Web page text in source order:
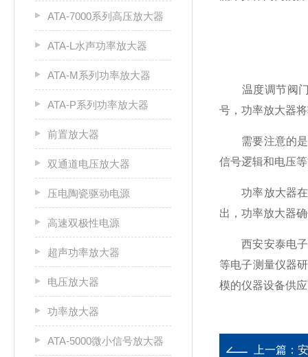
ATA-7000系列高压放大器
ATA-L水声功率放大器
ATA-M系列功率放大器
ATA-P系列功率放大器
前置放大器
双通道电压放大器
压电陶瓷驱动电源
高速双极性电源
超声功率放大器
电压放大器
功率放大器
ATA-5000微小信号放大器
温度调节阀门
号，功率放大器
需要注意的是
信号逻辑和电压
功率放大器在
出，功率放大器
西安安泰电子
等电子测量仪器
模的仪器设备供
上一篇：